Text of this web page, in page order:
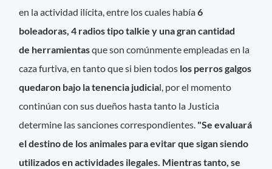
en la actividad ilícita, entre los cuales había6
boleadoras, 4 radios tipo talkie y una gran cantidad
de herramientasque son comúnmente empleadas en la
caza furtiva, en tanto que si bien todos los perros galgos
quedaron bajo la tenencia judicial, por el momento
continúan con sus dueños hasta tanto la Justicia
determine las sanciones correspondientes. "Se evaluará
el destino de los animales para evitar que sigan siendo
utilizados en actividades ilegales. Mientras tanto, se